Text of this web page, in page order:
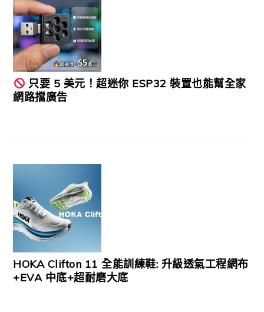
只要 5 美元！超迷你 ESP32 裝置也能幫全家
網路擋廣告
HOKA Clifton 11 全能訓練鞋: 升級透氣工程網布
+EVA 中底+超耐磨大底